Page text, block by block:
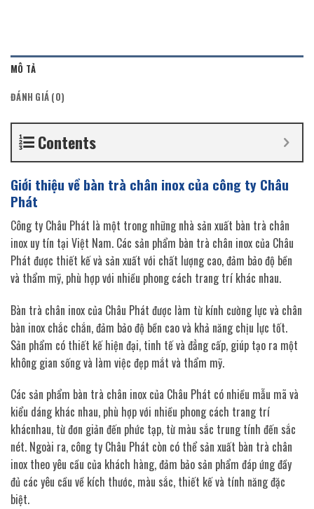
MÔ TẢ
ĐÁNH GIÁ (0)
Contents
Giới thiệu về bàn trà chân inox của công ty Châu
Phát
Công ty Châu Phát là một trong những nhà sản xuất bàn trà chân
inox uy tín tại Việt Nam. Các sản phẩm bàn trà chân inox của Châu
Phát được thiết kế và sản xuất với chất lượng cao, đảm bảo độ bền
và thẩm mỹ, phù hợp với nhiều phong cách trang trí khác nhau.
Bàn trà chân inox của Châu Phát được làm từ kính cường lực và chân
bàn inox chắc chắn, đảm bảo độ bền cao và khả năng chịu lực tốt.
Sản phẩm có thiết kế hiện đại, tinh tế và đẳng cấp, giúp tạo ra một
không gian sống và làm việc đẹp mắt và thẩm mỹ.
Các sản phẩm bàn trà chân inox của Châu Phát có nhiều mẫu mã và
kiểu dáng khác nhau, phù hợp với nhiều phong cách trang trí
khácnhau, từ đơn giản đến phức tạp, từ màu sắc trung tính đến sắc
nét. Ngoài ra, công ty Châu Phát còn có thể sản xuất bàn trà chân
inox theo yêu cầu của khách hàng, đảm bảo sản phẩm đáp ứng đầy
đủ các yêu cầu về kích thước, màu sắc, thiết kế và tính năng đặc
biệt.